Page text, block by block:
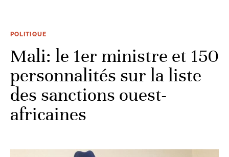
POLITIQUE
Mali: le 1er ministre et 150
personnalités sur la liste
des sanctions ouest-
africaines